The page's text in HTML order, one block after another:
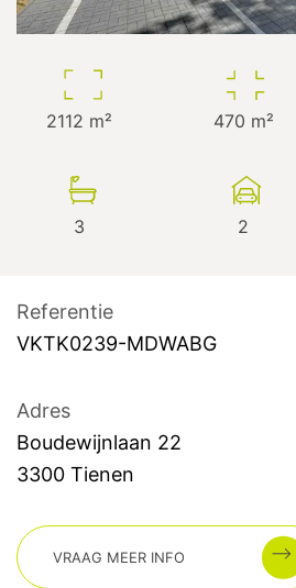
2112 m² 470 m²
3 2
Referentie
VKTK0239-MDWABG
Adres
Boudewijnlaan 22
3300 Tienen
VRAAG MEER INFO